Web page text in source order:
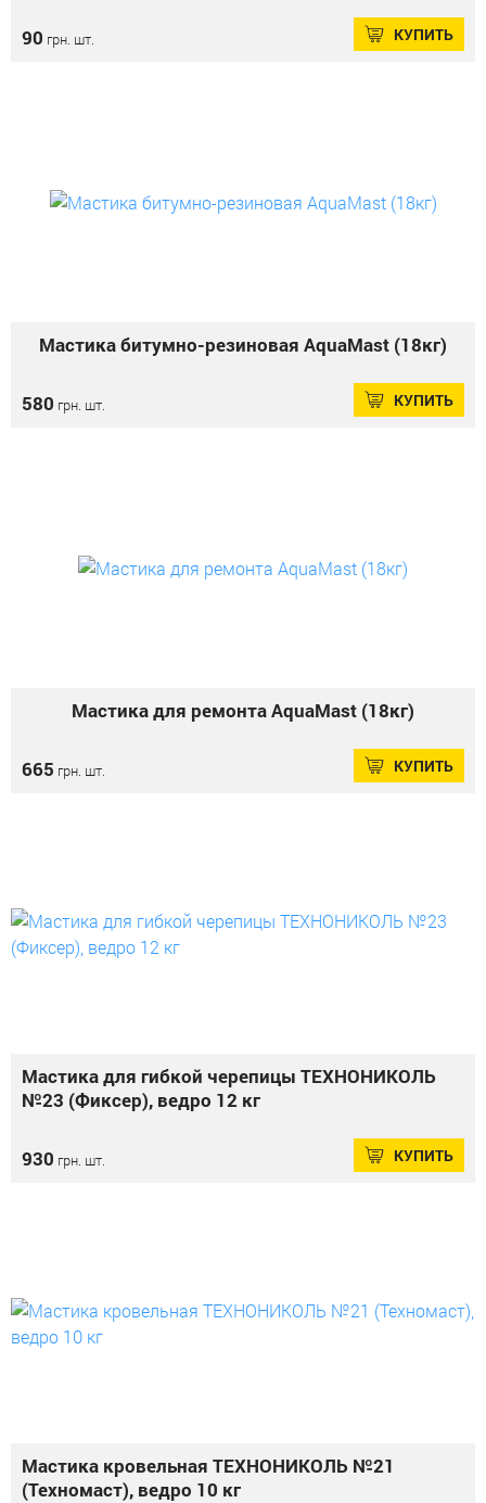
90 грн. шт. КУПИТЬ
Мастика битумно-резиновая AquaMast (18кг)
580 грн. шт. КУПИТЬ
Мастика для ремонта AquaMast (18кг)
665 грн. шт. КУПИТЬ
Мастика для гибкой черепицы ТЕХНОНИКОЛЬ
№23 (Фиксер), ведро 12 кг
930 грн. шт. КУПИТЬ
Мастика кровельная ТЕХНОНИКОЛЬ №21
(Техномаст), ведро 10 кг